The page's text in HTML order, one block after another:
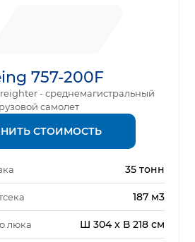
757-200F
- среднемагистральный
самолет
СТОИМОСТЬ
35 тонн
187 м3
люка Ш 304 x В 218 см